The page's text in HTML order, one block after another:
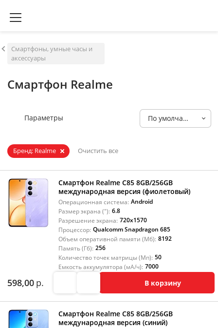
Смартфоны, умные часы и
аксессуары
Смартфон Realme
Параметры По умолчанию
Бренд: Realme Очистить все
Смартфон Realme C85 8GB/256GB
международная версия (фиолетовый)
Операционная система: Android
Размер экрана ("): 6.8
Разрешение экрана: 720x1570
Процессор: Qualcomm Snapdragon 685
Объем оперативной памяти (Мб): 8192
Память (Гб): 256
Количество точек матрицы (Мп): 50
Емкость аккумулятора (мА/ч): 7000
598,00 р. В корзину
Смартфон Realme C85 8GB/256GB
международная версия (синий)